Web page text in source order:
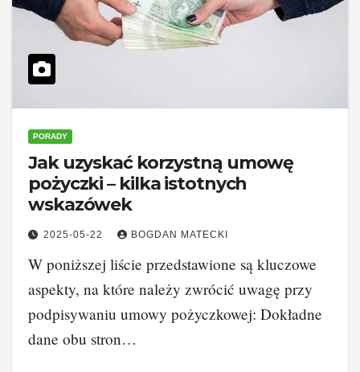
PORADY
Jak uzyskać korzystną umowę
pożyczki – kilka istotnych
wskazówek
2025-05-22 BOGDAN MATECKI
W poniższej liście przedstawione są kluczowe
aspekty, na które należy zwrócić uwagę przy
podpisywaniu umowy pożyczkowej: Dokładne
dane obu stron…